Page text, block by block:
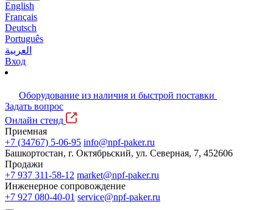
English
Français
Deutsch
Português
العربية
Вход
Оборудование из наличия и быстрой поставки
Задать вопрос
Онлайн стенд
Приемная
+7 (34767) 5-06-95 info@npf-paker.ru
Башкортостан, г. Октябрьский, ул. Северная, 7, 452606
Продажи
+7 937 311-58-12 market@npf-paker.ru
Инженерное сопровождение
+7 927 080-40-01 service@npf-paker.ru